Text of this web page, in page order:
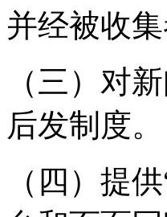
并经被收集
（三）对
后发制度。
（四）提